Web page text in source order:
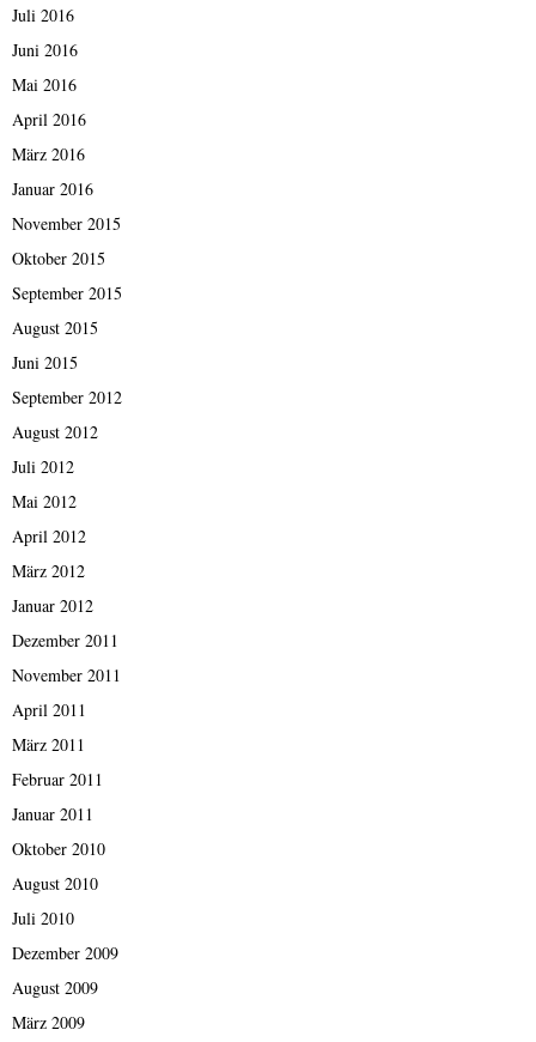
Juli 2016
Juni 2016
Mai 2016
April 2016
März 2016
Januar 2016
November 2015
Oktober 2015
September 2015
August 2015
Juni 2015
September 2012
August 2012
Juli 2012
Mai 2012
April 2012
März 2012
Januar 2012
Dezember 2011
November 2011
April 2011
März 2011
Februar 2011
Januar 2011
Oktober 2010
August 2010
Juli 2010
Dezember 2009
August 2009
März 2009